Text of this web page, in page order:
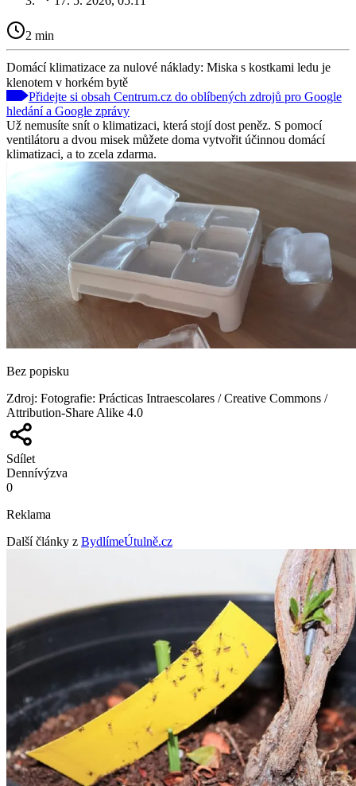
2 min
Domácí klimatizace za nulové náklady: Miska s kostkami ledu je
klenotem v horkém bytě
Přidejte si obsah Centrum.cz do oblíbených zdrojů pro Google
hledání a Google zprávy
Už nemusíte snít o klimatizaci, která stojí dost peněz. S pomocí
ventilátoru a dvou misek můžete doma vytvořit účinnou domácí
klimatizaci, a to zcela zdarma.
Bez popisku
Zdroj: Fotografie: Prácticas Intraescolares / Creative Commons /
Attribution-Share Alike 4.0
Sdílet
Dennívýzva
0
Reklama
Další články z BydlímeÚtulně.cz